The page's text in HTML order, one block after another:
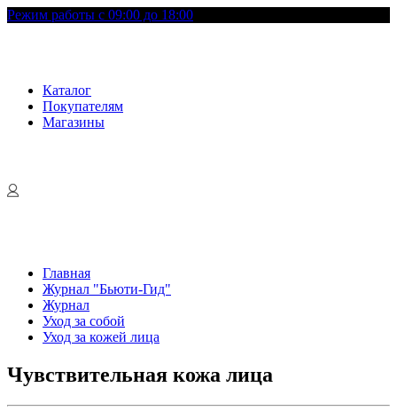
Режим работы с 09:00 до 18:00
Каталог
Покупателям
Магазины
Главная
Журнал "Бьюти-Гид"
Журнал
Уход за собой
Уход за кожей лица
Чувствительная кожа лица